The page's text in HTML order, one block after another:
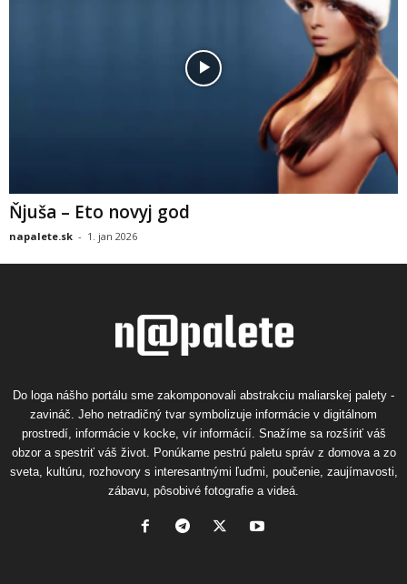
Ňjuša – Eto novyj god
napalete.sk - 1. jan 2026
Do loga nášho portálu sme zakomponovali abstrakciu maliarskej palety -
zavináč. Jeho netradičný tvar symbolizuje informácie v digitálnom
prostredí, informácie v kocke, vír informácií. Snažíme sa rozšíriť váš
obzor a spestriť váš život. Ponúkame pestrú paletu správ z domova a zo
sveta, kultúru, rozhovory s interesantnými ľuďmi, poučenie, zaujímavosti,
zábavu, pôsobivé fotografie a videá.